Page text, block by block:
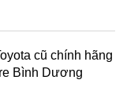
cũ chính hãng
Bình Dương